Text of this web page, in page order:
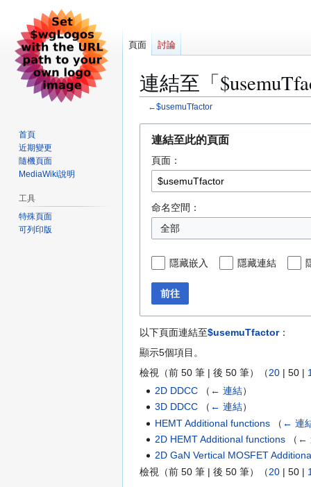
連結至「
←$usemuTfactor
連結至此的頁面
頁面：
命名空間：
全部
隱藏嵌入 隱藏連結
前往
以下頁面連結至$usemuTfactor：
顯示5個項目。
檢視（前 50 筆 | 後 50 筆）（20 | 50 |
2D DDCC
（ ← 連結）
3D DDCC
（ ← 連結）
HEMT Additional functions
（ ← 連
2D HEMT Additional functions
（ ←
2D GaN Vertical MOSFET
檢視（前 50 筆 | 後 50 筆）（20 | 50 |
頁面 討論
首頁
近期變更
隨機頁面
MediaWiki說明
工具
特殊頁面
可列印版